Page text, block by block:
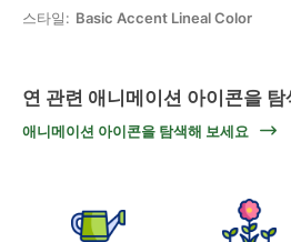
스타일: Basic Accent Lineal Color
연 관련 애니메이션 아이콘을
애니메이션 아이콘을 탐색해 보세요